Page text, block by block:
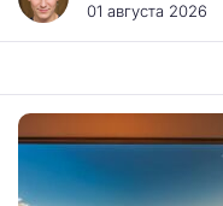
01 августа 2026